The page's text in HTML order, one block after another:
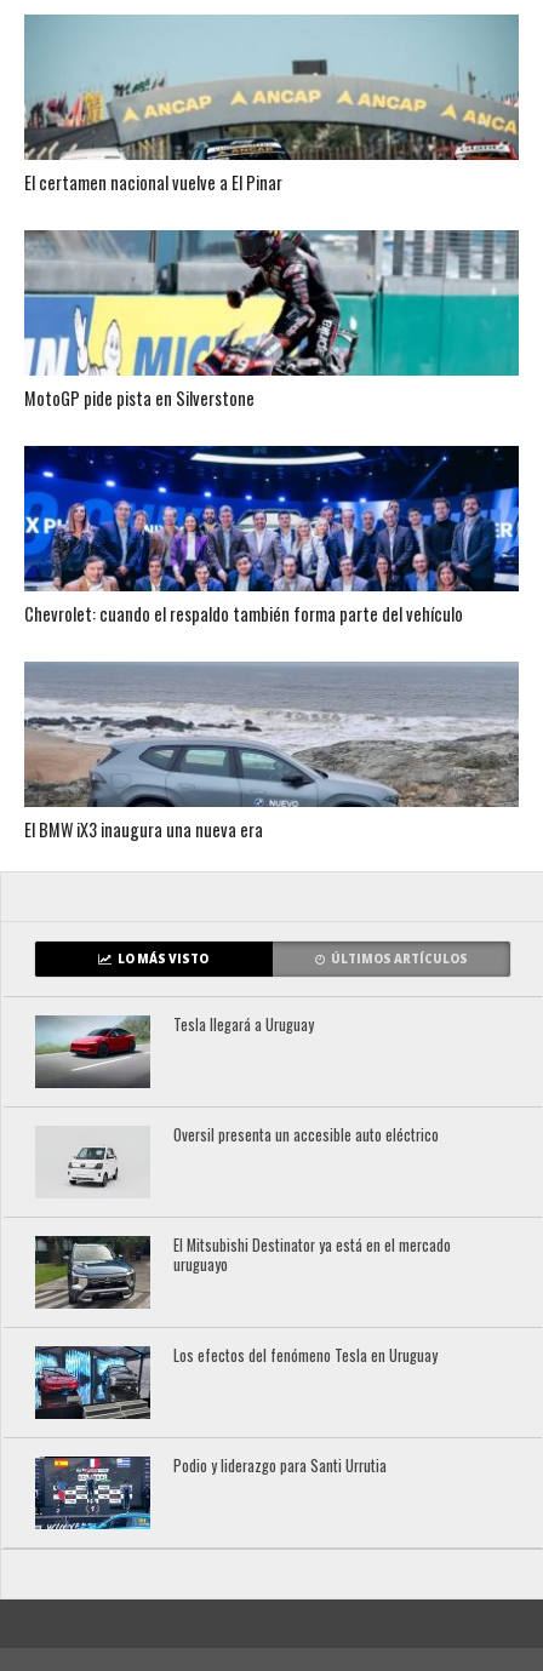
El certamen nacional vuelve a El Pinar
MotoGP pide pista en Silverstone
Chevrolet: cuando el respaldo también forma parte del vehículo
El BMW iX3 inaugura una nueva era
LO MÁS VISTO ÚLTIMOS ARTÍCULOS
Tesla llegará a Uruguay
Oversil presenta un accesible auto eléctrico
El Mitsubishi Destinator ya está en el mercado
uruguayo
Los efectos del fenómeno Tesla en Uruguay
Podio y liderazgo para Santi Urrutia